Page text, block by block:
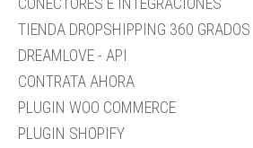
TIENDA DROPSHIPPING 360 GRADOS
DREAMLOVE - API
CONTRATA AHORA
PLUGIN WOO COMMERCE
PLUGIN SHOPIFY